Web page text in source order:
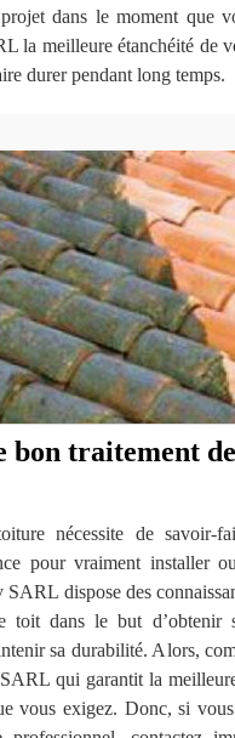
dans le moment que
la meilleure étanchéité de
durer pendant long temps.
bon traitement
nécessite de savoir-
pour vraiment installer
dispose des
toit dans le but d’obtenir
sa durabilité. Alors,
qui garantit la
vous exigez. Donc, si